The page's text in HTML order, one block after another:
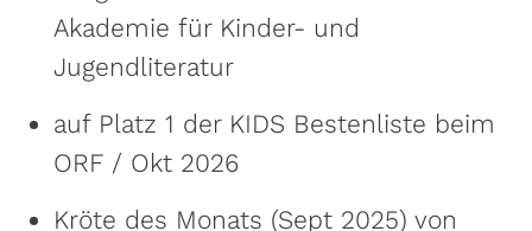
Akademie für Kinder- und
Jugendliteratur
auf Platz 1 der KIDS Bestenliste beim
ORF / Okt 2026
Kröte des Monats (Sept 2025) von